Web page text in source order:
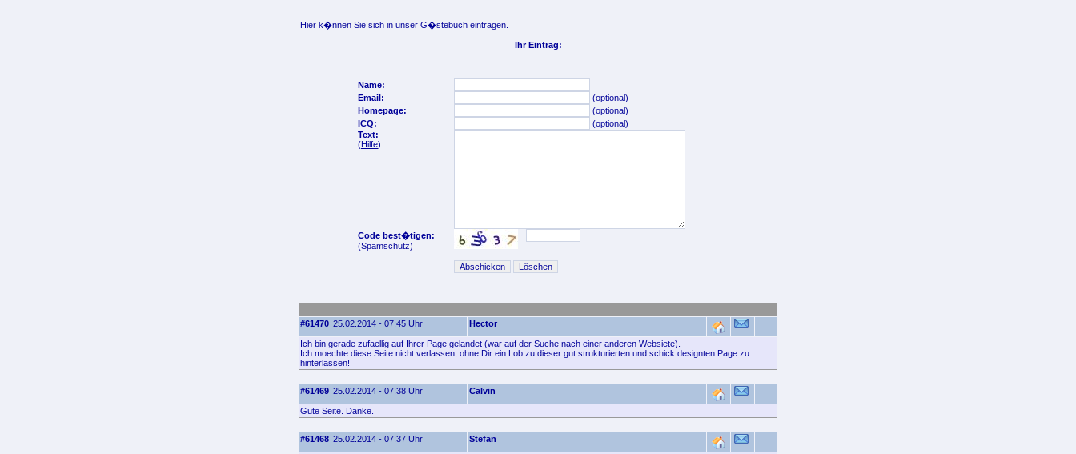
Hier k�nnen Sie sich in unser G�stebuch eintragen.
Ihr Eintrag:
Name:
Email:
(optional)
Homepage:
(optional)
ICQ:
(optional)
Text:
(Hilfe)
Code best�tigen:
(Spamschutz)
#61470 25.02.2014 - 07:45 Uhr Hector
Ich bin gerade zufaellig auf Ihrer Page gelandet (war auf der Suche nach einer anderen Websiete).
Ich moechte diese Seite nicht verlassen, ohne Dir ein Lob zu dieser gut strukturierten und schick designten Page zu
hinterlassen!
#61469 25.02.2014 - 07:38 Uhr Calvin
Gute Seite. Danke.
#61468 25.02.2014 - 07:37 Uhr Stefan